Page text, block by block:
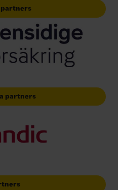
partners